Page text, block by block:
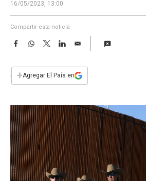
16/05/2023, 13:00
Compartir esta noticia
F
e
b
k
W
s
p
T
w
t
L
n
E
i
l
+Agregar El País en